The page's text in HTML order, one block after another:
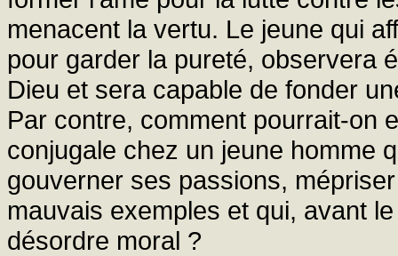
menacent la vertu. Le jeune qui
pour garder la pureté, observera
Dieu et sera capable de fonder
Par contre, comment pourrait-on
conjugale chez un jeune homme
gouverner ses passions,
mauvais exemples et qui, avant
désordre moral ?